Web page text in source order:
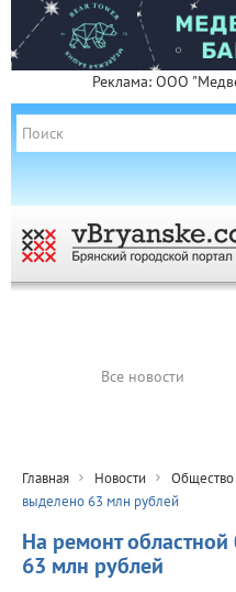
Реклама: ООО
Все новости
Главная Новости Общество
выделено 63 млн рублей
На ремонт
63 млн рублей